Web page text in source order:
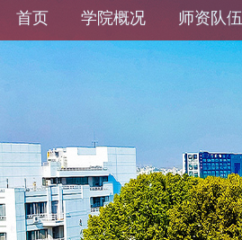
首页 学院概况 师资队伍